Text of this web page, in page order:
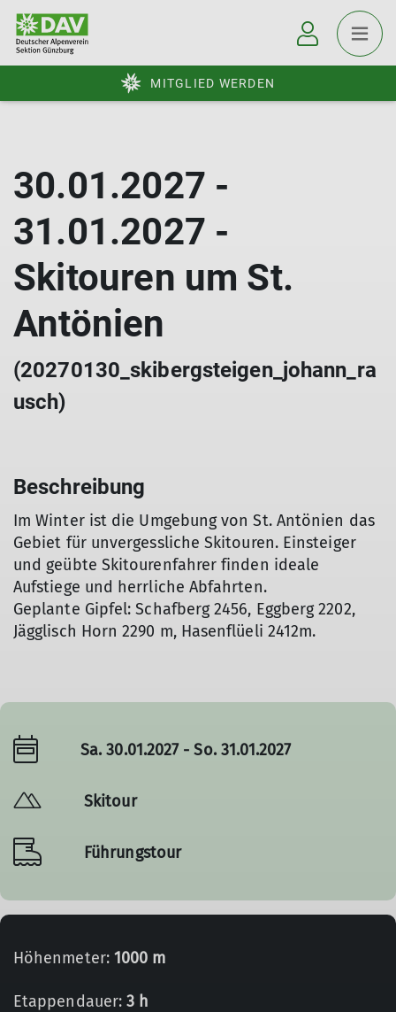
MITGLIED WERDEN
30.01.2027 -
31.01.2027 -
Skitouren um St.
Antönien
(20270130_skibergsteigen_johann_ra
usch)
Beschreibung
Im Winter ist die Umgebung von St. Antönien das
Gebiet für unvergessliche Skitouren. Einsteiger
und geübte Skitourenfahrer finden ideale
Aufstiege und herrliche Abfahrten.
Geplante Gipfel: Schafberg 2456, Eggberg 2202,
Jägglisch Horn 2290 m, Hasenflüeli 2412m.
Sa. 30.01.2027 - So. 31.01.2027
Skitour
Führungstour
Höhenmeter: 1000 m
Etappendauer:3 h